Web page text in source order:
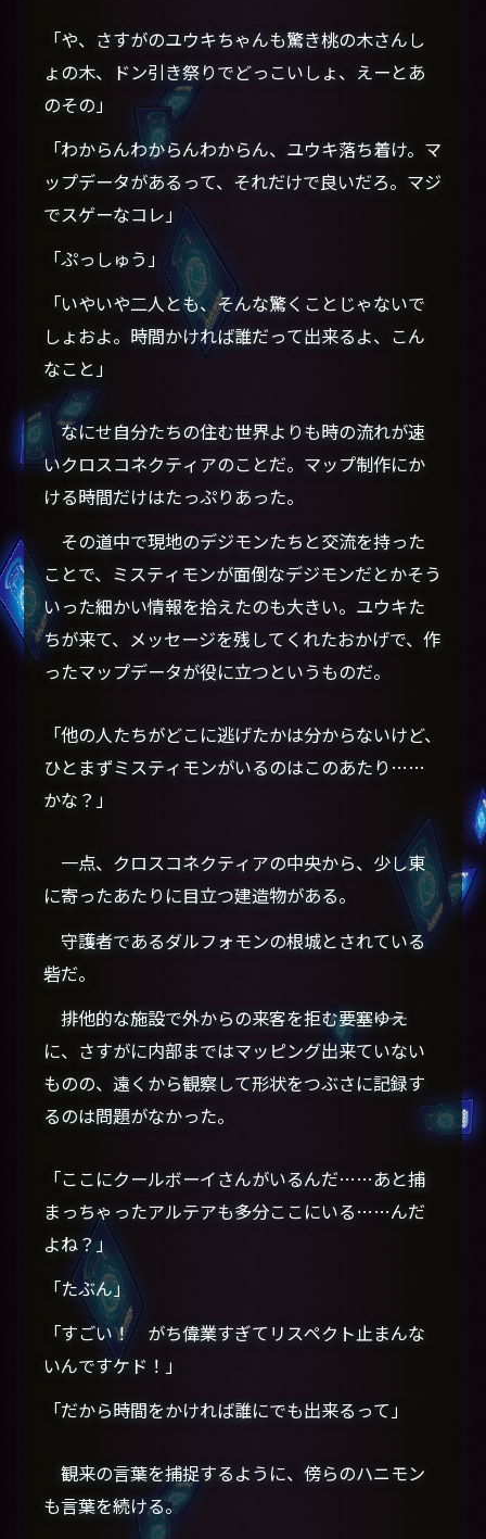
「や、さすがのユウキちゃんも驚き桃の木さんし
ょの木、ドン引き祭りでどっこいしょ、えーとあ
のその」
「わからんわからんわからん、ユウキ落ち着け。マ
ップデータがあるって、それだけで良いだろ。マジ
でスゲーなコレ」
「ぷっしゅう」
「いやいや二人とも、そんな驚くことじゃないで
しょおよ。時間かければ誰だって出来るよ、こん
なこと」
なにせ自分たちの住む世界よりも時の流れが速
いクロスコネクティアのことだ。マップ制作にか
ける時間だけはたっぷりあった。
その道中で現地のデジモンたちと交流を持った
ことで、ミスティモンが面倒なデジモンだとかそう
いった細かい情報を拾えたのも大きい。ユウキた
ちが来て、メッセージを残してくれたおかげで、作
ったマップデータが役に立つというものだ。
「他の人たちがどこに逃げたかは分からないけど、
ひとまずミスティモンがいるのはこのあたり……
かな？」
一点、クロスコネクティアの中央から、少し東
に寄ったあたりに目立つ建造物がある。
守護者であるダルフォモンの根城とされている
砦だ。
排他的な施設で外からの来客を拒む要塞――ゆえ
に、さすがに内部まではマッピング出来ていない
ものの、遠くから観察して形状をつぶさに記録す
るのは問題がなかった。
「ここにクールボーイさんがいるんだ……あと捕
まっちゃったアルテアも多分ここにいる……んだ
よね？」
「たぶん」
「すごい！ がち偉業すぎてリスペクト止まんな
いんですケド！」
「だから時間をかければ誰にでも出来るって」
観来の言葉を捕捉するように、傍らのハニモン
も言葉を続ける。